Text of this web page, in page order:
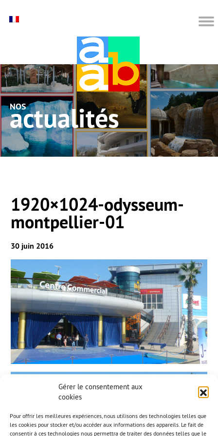
Gérer le consentement aux
cookies
Pour offrir les meilleures expériences, nous utilisons des technologies telles que
les cookies pour stocker et/ou accéder aux informations des appareils. Le fait de
consentir à ces technologies nous permettra de traiter des données telles que le
nos actualités
1920×1024-odysseum-
montpellier-01
30 juin 2016